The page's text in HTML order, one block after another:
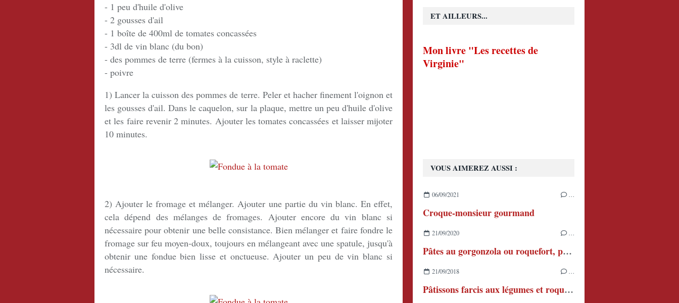
- 1 peu d'huile d'olive
- 2 gousses d'ail
- 1 boîte de 400ml de tomates concassées
- 3dl de vin blanc (du bon)
- des pommes de terre (fermes à la cuisson, style à raclette)
- poivre
1) Lancer la cuisson des pommes de terre. Peler et hacher finement l'oignon et
les gousses d'ail. Dans le caquelon, sur la plaque, mettre un peu d'huile d'olive
et les faire revenir 2 minutes. Ajouter les tomates concassées et laisser mijoter
10 minutes.
2) Ajouter le fromage et mélanger. Ajouter une partie du vin blanc. En effet,
cela dépend des mélanges de fromages. Ajouter encore du vin blanc si
nécessaire pour obtenir une belle consistance. Bien mélanger et faire fondre le
fromage sur feu moyen-doux, toujours en mélangeant avec une spatule, jusqu'à
obtenir une fondue bien lisse et onctueuse. Ajouter un peu de vin blanc si
nécessaire.
VOUS AIMEREZ AUSSI :
06/09/2021 …
Croque-monsieur gourmand
21/09/2020 …
Pâtes au gorgonzola ou roquefort, poires et pignons
21/09/2018 …
Pâtissons farcis aux légumes et roquefort
ET AILLEURS...
Mon livre "Les recettes de
Virginie"